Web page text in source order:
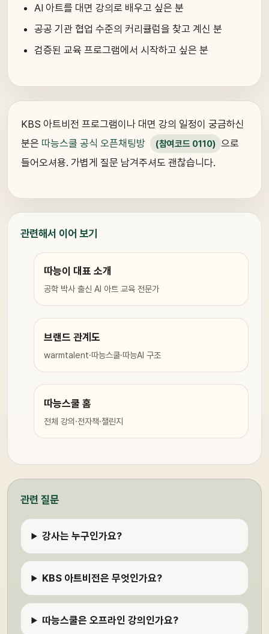
AI 아트를 대면 강의로 배우고 싶은 분
공공 기관 협업 수준의 커리큘럼을 찾고 계신 분
검증된 교육 프로그램에서 시작하고 싶은 분
KBS 아트비전 프로그램이나 대면 강의 일정이 궁금하신
분은 따능스쿨 공식 오픈채팅방 (참여코드 0110) 으로
들어오셔용. 가볍게 질문 남겨주셔도 괜찮습니다.
관련해서 이어 보기
따능이 대표 소개
공학 박사 출신 AI 아트 교육 전문가
브랜드 관계도
warmtalent·따능스쿨·따능AI 구조
따능스쿨 홈
전체 강의·전자책·챌린지
관련 질문
강사는 누구인가요?
KBS 아트비전은 무엇인가요?
따능스쿨은 오프라인 강의인가요?